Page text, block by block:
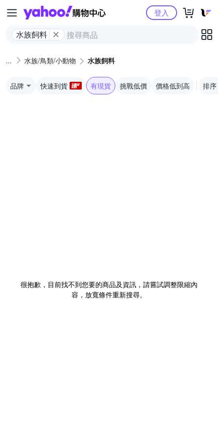
Yahoo購物中心
水族飼料
登入
水族/鳥類/小動物 水族飼料
品牌 快速到貨 有現貨 挑戰低價 價格低到高 排序
很抱歉，目前找不到您要的商品及資訊，請嘗試調整限縮內
容，放寬條件重新搜尋。